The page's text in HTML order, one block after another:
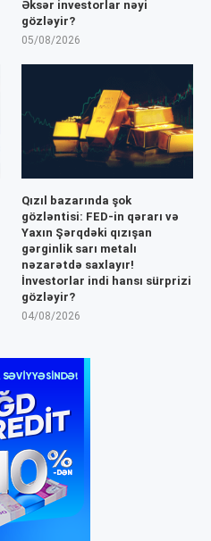
Əksər investorlar nəyi
gözləyir?
05/08/2026
Qızıl bazarında şok
gözləntisi: FED-in qərarı və
Yaxın Şərqdəki qızışan
gərginlik sarı metalı
nəzarətdə saxlayır!
İnvestorlar indi hansı sürprizi
gözləyir?
04/08/2026